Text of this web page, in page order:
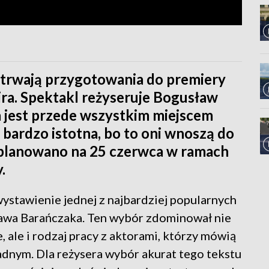
przygotowania do premiery
Spektakl reżyseruje Bogusław
przede wszystkim miejscem
istotna, bo to oni wnoszą do
na 25 czerwca w ramach
jednej z najbardziej popularnych
Barańczaka. Ten wybór zdominował nie
ale i rodzaj pracy z aktorami, którzy mówią
Dla reżysera wybór akurat tego tekstu